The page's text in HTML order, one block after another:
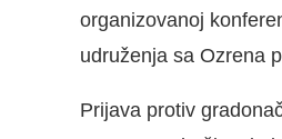
organizovanoj
udruženja sa Ozrena
Prijava protiv